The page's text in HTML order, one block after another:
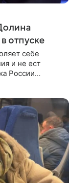
отпуске
себе
и не ест
России